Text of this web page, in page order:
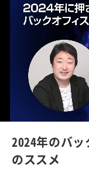
u
2024年のバ
のススメ